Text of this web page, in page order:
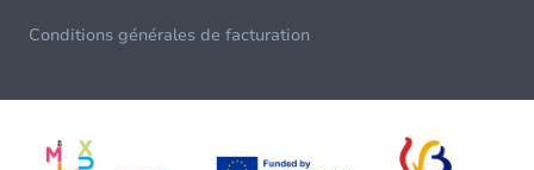
Conditions générales de facturation